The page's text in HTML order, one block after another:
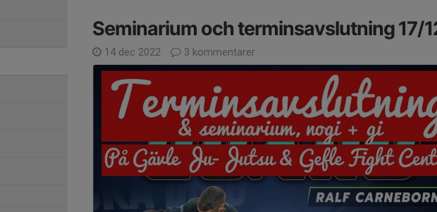
Seminarium och terminsavslutning 17/
14 dec 2022 3 kommentarer